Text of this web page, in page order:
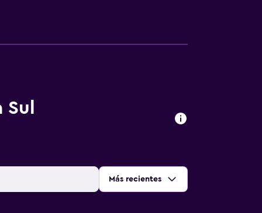
Ordenar por:
Más recientes